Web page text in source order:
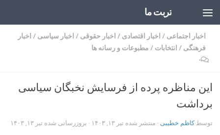
تربت ما
اخبار اجتماعی / اخبار اقتصادی / اخبار حقوقی / اخبار سیاسی / اخبار
فرهنگی / انتخابات / مطبوعات و رسانه ها
۰
این مناظره پرده از فرسایش نخبگان سیاسی
برداشت
توسطکاظم خطیبی · منتشر شده تیر ۱۳, ۱۴۰۳ · بروزرسانی شده تیر ۱۳, ۱۴۰۳